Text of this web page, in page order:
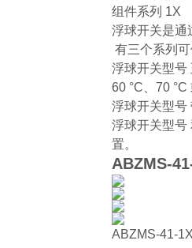
组件系列 1X
浮球开关是通
有三个系列
浮球开关型号
60 °C、70 °C
浮球开关型号
浮球开关型号
置。
ABZMS-
ABZMS-41-